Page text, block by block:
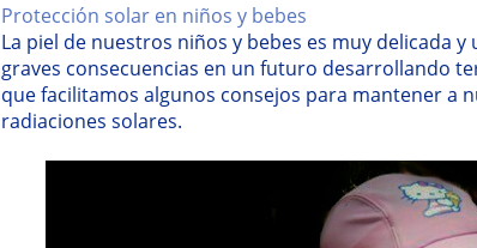
Protección solar en niños y bebes
La piel de nuestros niños y bebes es muy delicada
graves consecuencias en un futuro desarrollando
que facilitamos algunos consejos para mantener a
radiaciones solares.